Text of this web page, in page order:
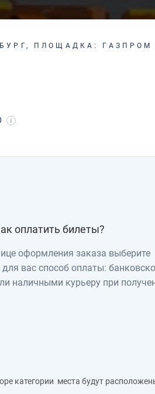
ПЛОЩАДКА: ГАЗПРОМ
оплатить билеты?
оформления заказа выберите
вас способ оплаты:
наличными курьеру при
категории места будут